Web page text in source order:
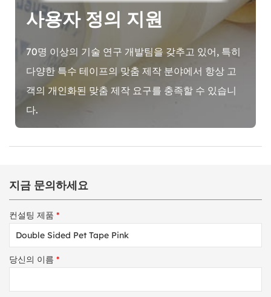
사용자 정의 지원
70명 이상의 기술 연구 개발팀을 갖추고 있어, 특히
다양한 특수 테이프의 맞춤 제작 분야에서 항상 고
객의 개인화된 맞춤 제작 요구를 충족할 수 있습니
다.
지금 문의하세요
컨설팅 제품 *
당신의 이름 *